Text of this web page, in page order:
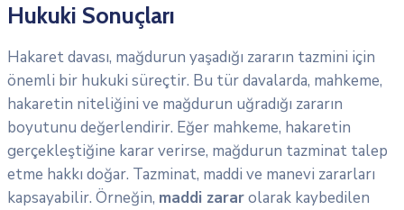
Hukuki Sonuçları
Hakaret davası, mağdurun yaşadığı zararın tazmini için
önemli bir hukuki süreçtir. Bu tür davalarda, mahkeme,
hakaretin niteliğini ve mağdurun uğradığı zararın
boyutunu değerlendirir. Eğer mahkeme, hakaretin
gerçekleştiğine karar verirse, mağdurun tazminat talep
etme hakkı doğar. Tazminat, maddi ve manevi zararları
kapsayabilir. Örneğin, maddi zararolarak kaybedilen